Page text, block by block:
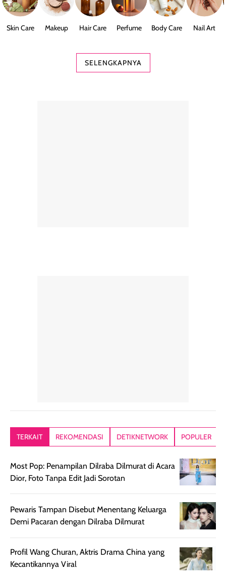
Skin Care Makeup Hair Care Perfume Body Care Nail Art
SELENGKAPNYA
TERKAIT REKOMENDASI DETIKNETWORK POPULER
Most Pop: Penampilan Dilraba Dilmurat di Acara
Dior, Foto Tanpa Edit Jadi Sorotan
Pewaris Tampan Disebut Menentang Keluarga
Demi Pacaran dengan Dilraba Dilmurat
Profil Wang Churan, Aktris Drama China yang
Kecantikannya Viral